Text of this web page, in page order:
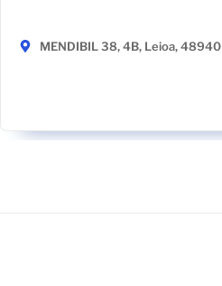
MENDIBIL 38, 4B, Leioa, 48940